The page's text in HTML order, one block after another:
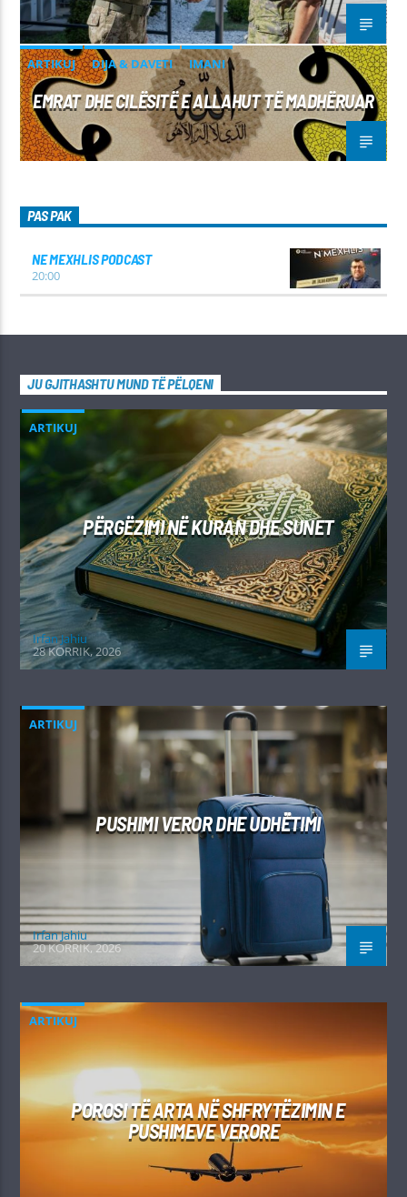
ARTIKUJ DIJA & DAVETI IMANI
EMRAT DHE CILËSITË E ALLAHUT TË MADHËRUAR
PAS PAK
NE MEXHLIS PODCAST
20:00
JU GJITHASHTU MUND TË PËLQENI
ARTIKUJ
PËRGËZIMI NË KURAN DHE SUNET
Irfan Jahiu
28 KORRIK, 2026
ARTIKUJ
PUSHIMI VEROR DHE UDHËTIMI
Irfan Jahiu
20 KORRIK, 2026
ARTIKUJ
POROSI TË ARTA NË SHFRYTËZIMIN E
PUSHIMEVE VERORE